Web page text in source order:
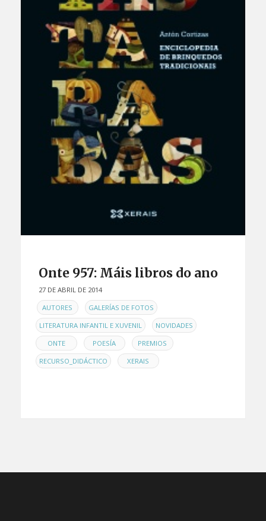
Onte 957: Máis libros do ano
27 DE ABRIL DE 2014
ENAUTORES , GALERÍAS DE FOTOS ,
LITERATURA INFANTIL E XUVENIL , NOVIDADES ,
ONTE , POESÍA , PREMIOS ,
RECURSO_DIDÁCTICO , XERAIS